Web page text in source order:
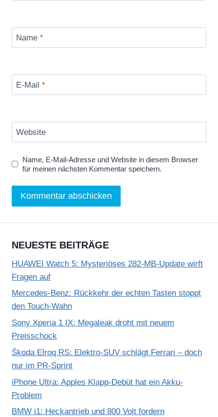
Name *
E-Mail *
Website
Name, E-Mail-Adresse und Website in diesem Browser
für meinen nächsten Kommentar speichern.
NEUESTE BEITRÄGE
HUAWEI Watch 5: Mysteriöses 282-MB-Update wirft
Fragen auf
Mercedes-Benz: Rückkehr der echten Tasten stoppt
den Touch-Wahn
Sony Xperia 1 IX: Megaleak droht mit neuem
Preisschock
Škoda Elroq RS: Elektro-SUV schlägt Ferrari – doch
nur im PR-Sprint
iPhone Ultra: Apples Klapp-Debüt hat ein Akku-
Problem
BMW i1: Heckantrieb und 800 Volt fordern